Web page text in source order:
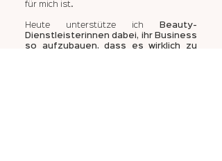
für mich ist.
Heute unterstütze ich
Beauty-
Dienstleisterinnen dabei, ihr Business
so aufzubauen, dass es wirklich zu